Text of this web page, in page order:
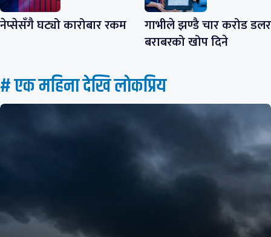
नेप्सेसँगै घट्यो कारोबार रकम
गाभीले झण्डै चार करोड डलर
बराबरको खोप दिने
# एक महिना देखि लाेकप्रिय